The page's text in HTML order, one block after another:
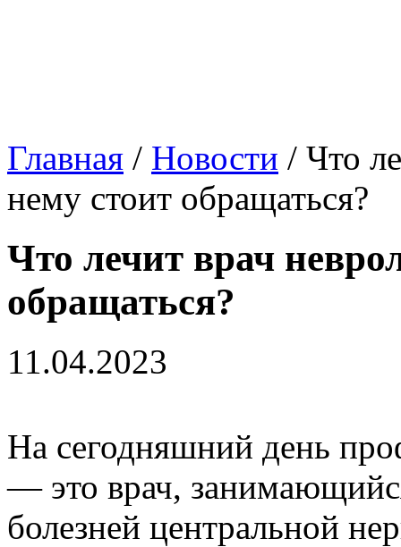
Главная / Новости / Что
нему стоит обращаться?
Что лечит врач
обращаться?
11.04.2023
На сегодняшний день
— это врач,
болезней центральной